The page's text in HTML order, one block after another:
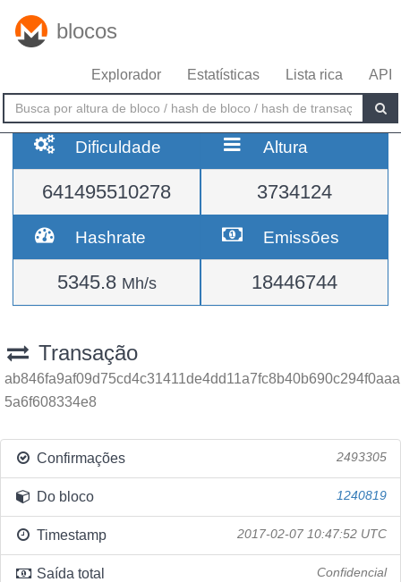
blocos
Explorador Estatísticas Lista rica API
Dificuldade
641495510278
Altura
3734124
Hashrate
5345.8 Mh/s
Emissões
18446744
Transação
ab846fa9af09d75cd4c31411de4dd11a7fc8b40b690c294f0aaa
5a6f608334e8
Confirmações 2493305
Do bloco 1240819
Timestamp 2017-02-07 10:47:52 UTC
Saída total Confidencial